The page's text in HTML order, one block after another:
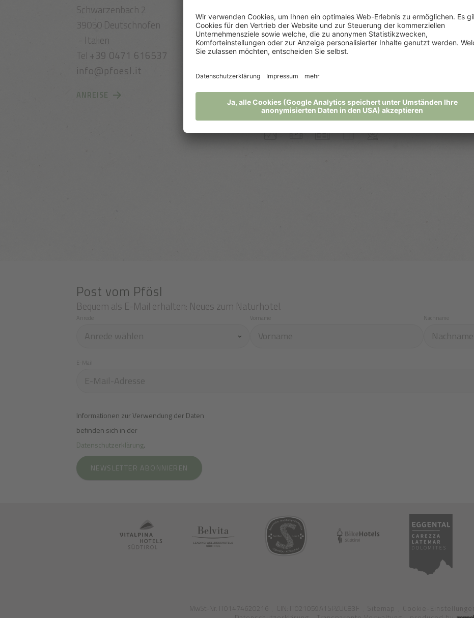
Schwarzenbach 2
39050 Deutschnofen
- Italien
Tel +39 0471 616537
info@pfoesl.it
ANREISE
Auszeichnungen
Downloads
Jobs-Pfösl Circle
Tageswetter
Wochenprogramm
und
Post vom Pfösl
Bequem als E-Mail erhalten: Neues zum Naturhotel.
Anrede Nachname
E-Mail
Informationen zur Verwendung der Daten
befinden sich in der
Datenschutzerklärung.
NEWSLETTER ABONNIEREN
MwSt-Nr. IT01474620216 CIN: IT021059A1SPZUC83F Sitemap Cookie-Einstellungen